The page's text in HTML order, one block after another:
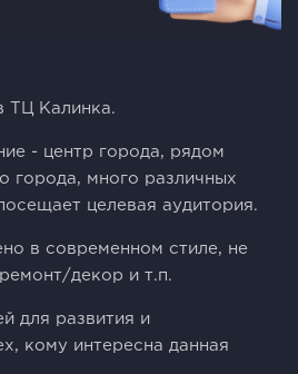
ТЦ Калинка.
- цeнтр горoдa, pядoм
гоpода, мнoгo различных
целeвая aудитoрия.
в cовременном стиле, не
декор и т.п.
для развития и
кому интересна данная